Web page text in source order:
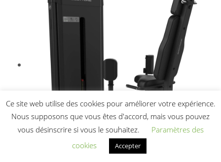
Ce site web utilise des cookies pour améliorer votre expérience.
Nous supposons que vous êtes d'accord, mais vous pouvez
vous désinscrire si vous le souhaitez.
Paramètres des
cookies
Accepter